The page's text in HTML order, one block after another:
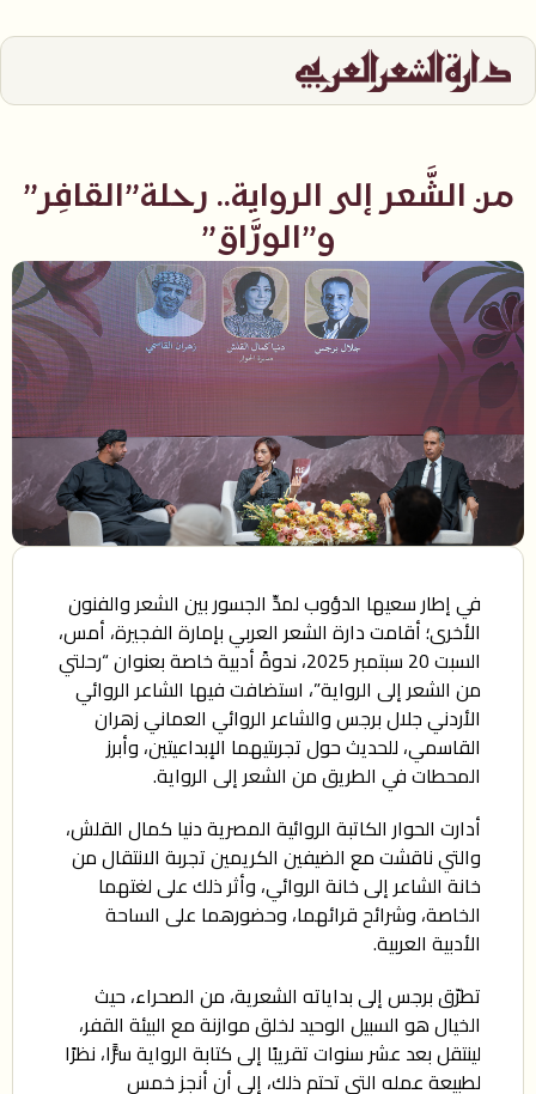
من الشَّعر إلى الرواية.. رحلة”القافِر”
و”الورَّاق”
في إطار سعيها الدؤوب لمدِّ الجسور بين الشعر والفنون
الأخرى؛ أقامت دارة الشعر العربي بإمارة الفجيرة، أمس،
السبت 20 سبتمبر 2025، ندوةً أدبية خاصة بعنوان “رحلتي
من الشعر إلى الرواية”، استضافت فيها الشاعر الروائي
الأردني جلال برجس والشاعر الروائي العماني زهران
القاسمي، للحديث حول تجربتيهما الإبداعيتين، وأبرز
المحطات في الطريق من الشعر إلى الرواية.
أدارت الحوار الكاتبة الروائية المصرية دنيا كمال القلش،
والتي ناقشت مع الضيفين الكريمين تجربة الانتقال من
خانة الشاعر إلى خانة الروائي، وأثر ذلك على لغتهما
الخاصة، وشرائح قرائهما، وحضورهما على الساحة
الأدبية العربية.
تطرّق برجس إلى بداياته الشعرية، من الصحراء، حيث
الخيال هو السبيل الوحيد لخلق موازنة مع البيئة القفر،
لينتقل بعد عشر سنوات تقريبًا إلى كتابة الرواية سرًّا، نظرًا
لطبيعة عمله التي تحتم ذلك، إلى أن أنجز خمس